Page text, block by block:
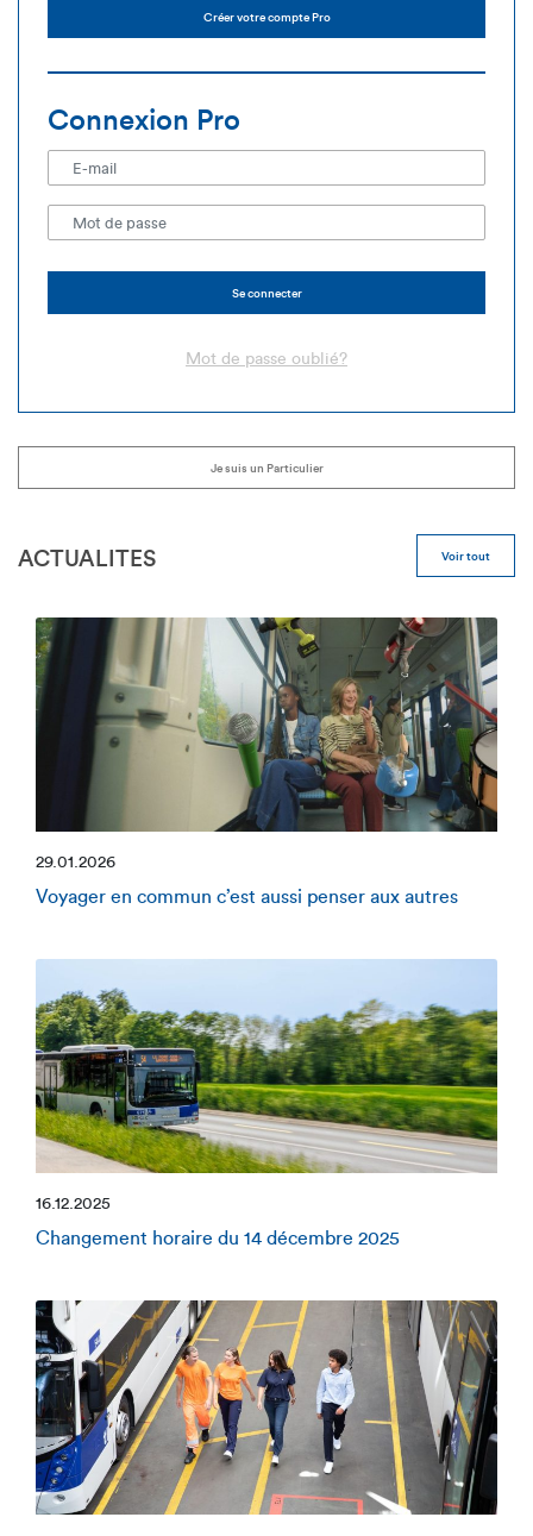
Créer votre compte Pro
Connexion Pro
E-mail
Mot de passe
Se connecter
Mot de passe oublié?
Je suis un Particulier
ACTUALITES Voir tout
29.01.2026
Voyager en commun c’est aussi penser aux autres
16.12.2025
Changement horaire du 14 décembre 2025